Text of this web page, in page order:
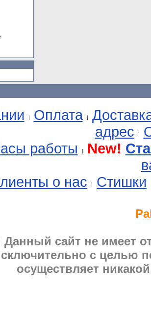
Оплата
адрес
работы New!
о нас
Стишки
Данный сайт не имеет
с целью
осуществляет